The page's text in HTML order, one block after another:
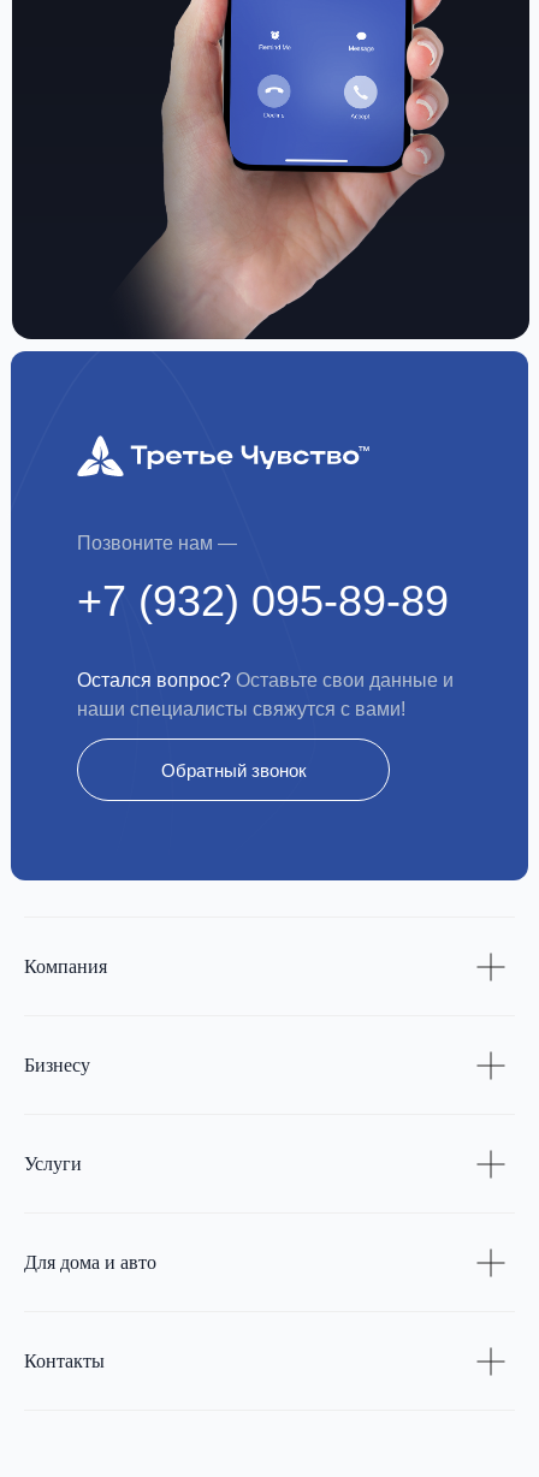
+7 (932) 095-89-89
Позвоните нам —
Остался вопрос? Оставьте свои данные и
наши специалисты свяжутся с вами!
Обратный звонок
Компания
Бизнесу
Услуги
Для дома и авто
Контакты